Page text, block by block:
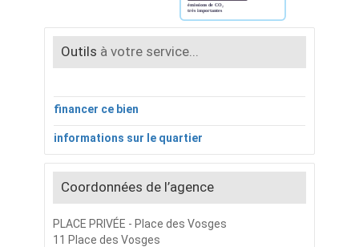
Outils à votre service...
financer ce bien
informations sur le quartier
Coordonnées de l’agence
PLACE PRIVÉE - Place des Vosges
11 Place des Vosges